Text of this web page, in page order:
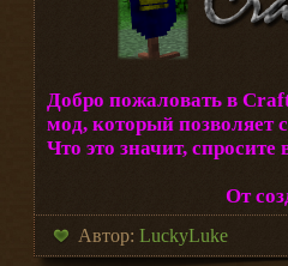
Добро пожаловать в
мод, который позволяет
Что это значит,
От
Автор: LuckyLuke